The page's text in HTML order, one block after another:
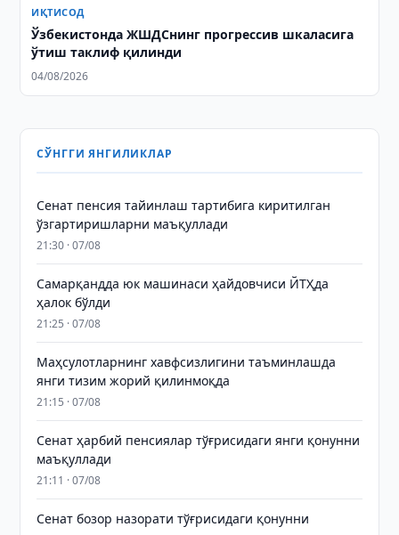
ИҚТИСОД
Ўзбекистонда ЖШДСнинг прогрессив шкаласига
ўтиш таклиф қилинди
04/08/2026
СЎНГГИ ЯНГИЛИКЛАР
Сенат пенсия тайинлаш тартибига киритилган
ўзгартиришларни маъқуллади
21:30 · 07/08
Самарқандда юк машинаси ҳайдовчиси ЙТҲда
ҳалок бўлди
21:25 · 07/08
Маҳсулотларнинг хавфсизлигини таъминлашда
янги тизим жорий қилинмоқда
21:15 · 07/08
Сенат ҳарбий пенсиялар тўғрисидаги янги қонунни
маъқуллади
21:11 · 07/08
Сенат бозор назорати тўғрисидаги қонунни